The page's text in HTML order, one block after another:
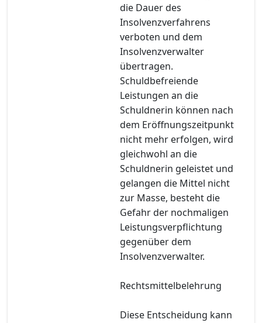
die Dauer des
Insolvenzverfahrens
verboten und dem
Insolvenzverwalter
übertragen.
Schuldbefreiende
Leistungen an die
Schuldnerin können nach
dem Eröffnungszeitpunkt
nicht mehr erfolgen, wird
gleichwohl an die
Schuldnerin geleistet und
gelangen die Mittel nicht
zur Masse, besteht die
Gefahr der nochmaligen
Leistungsverpflichtung
gegenüber dem
Insolvenzverwalter.
Rechtsmittelbelehrung
Diese Entscheidung kann